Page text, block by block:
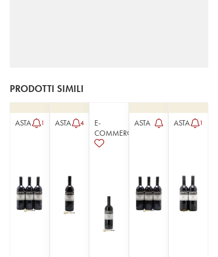
PRODOTTI SIMILI
ASTA 1 ASTA 4
E-
COMMERCE
ASTA ASTA 1